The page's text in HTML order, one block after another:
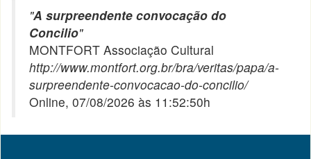
"A surpreendente convocação do
Concilio"
MONTFORT Associação Cultural
http://www.montfort.org.br/bra/veritas/papa/a-
surpreendente-convocacao-do-concilio/
Online, 07/08/2026 às 11:52:50h